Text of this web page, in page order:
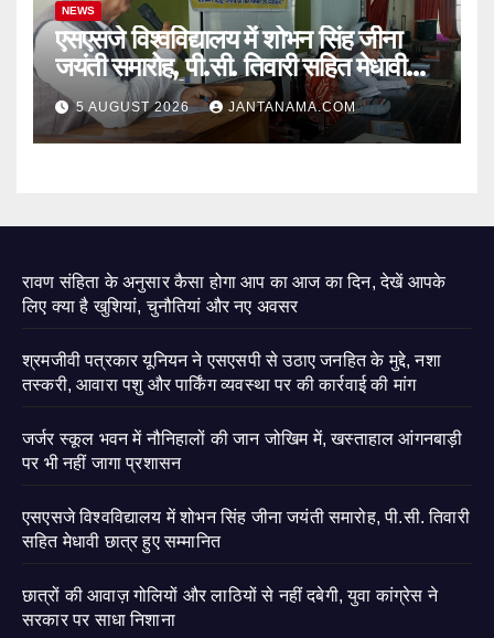
NEWS
एसएसजे विश्वविद्यालय में शोभन सिंह जीना
जयंती समारोह, पी.सी. तिवारी सहित मेधावी
छात्र हुए सम्मानित
5 AUGUST 2026 JANTANAMA.COM
रावण संहिता के अनुसार कैसा होगा आप का आज का दिन, देखें आपके
लिए क्या है खुशियां, चुनौतियां और नए अवसर
श्रमजीवी पत्रकार यूनियन ने एसएसपी से उठाए जनहित के मुद्दे, नशा
तस्करी, आवारा पशु और पार्किंग व्यवस्था पर की कार्रवाई की मांग
जर्जर स्कूल भवन में नौनिहालों की जान जोखिम में, खस्ताहाल आंगनबाड़ी
पर भी नहीं जागा प्रशासन
एसएसजे विश्वविद्यालय में शोभन सिंह जीना जयंती समारोह, पी.सी. तिवारी
सहित मेधावी छात्र हुए सम्मानित
छात्रों की आवाज़ गोलियों और लाठियों से नहीं दबेगी, युवा कांग्रेस ने
सरकार पर साधा निशाना